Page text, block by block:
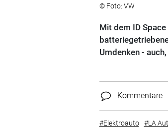
© Foto: VW
Mit dem ID
Umdenken -
Kommentare
#Elektroauto #LA